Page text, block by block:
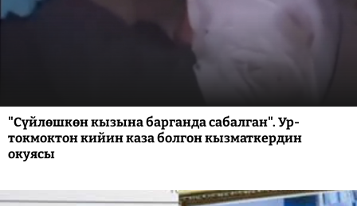
"Сүйлөшкөн кызына барганда сабалган". Ур-
токмоктон кийин каза болгон кызматкердин
окуясы